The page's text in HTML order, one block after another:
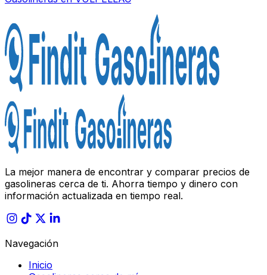
La mejor manera de encontrar y comparar precios de
gasolineras cerca de ti. Ahorra tiempo y dinero con
información actualizada en tiempo real.
Navegación
Inicio